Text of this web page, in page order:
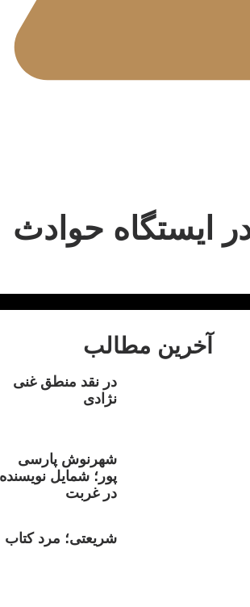
ایستگاه حوادث
آخرین مطالب
در نقد منطق غنی
نژادی
شهرنوش پارسی
پور؛ شمایل نویسنده
در غربت
شریعتی؛ مرد کتاب